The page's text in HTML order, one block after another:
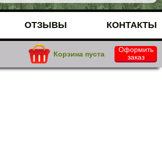
ОТЗЫВЫ КОНТАКТЫ
Корзина пуста
Оформить
заказ